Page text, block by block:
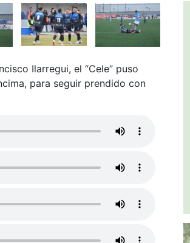
Ilarregui, el “Cele” puso
para seguir prendido con